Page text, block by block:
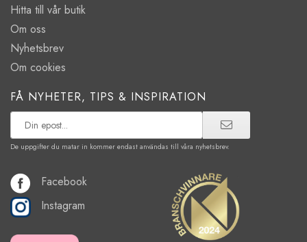
Hitta till vår butik
Om oss
Nyhetsbrev
Om cookies
FÅ NYHETER, TIPS & INSPIRATION
De uppgifter du matar in kommer endast användas till våra nyhetsbrev.
Facebook
Instagram